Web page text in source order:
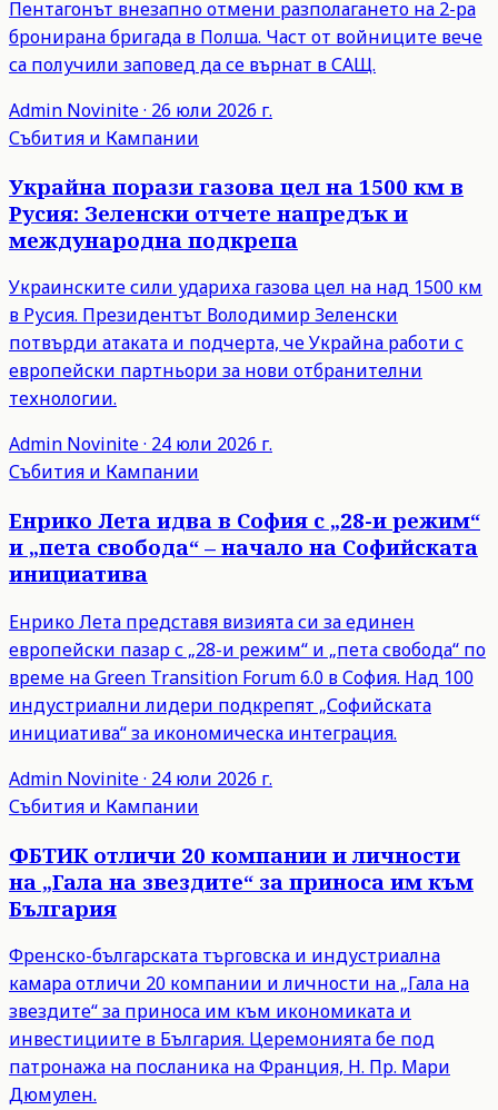
Пентагонът внезапно отмени разполагането на 2-ра
бронирана бригада в Полша. Част от войниците вече
са получили заповед да се върнат в САЩ.
Admin Novinite· 26 юли 2026 г.
Събития и Кампании
Украйна порази газова цел на 1500 км в
Русия: Зеленски отчете напредък и
международна подкрепа
Украинските сили удариха газова цел на над 1500 км
в Русия. Президентът Володимир Зеленски
потвърди атаката и подчерта, че Украйна работи с
европейски партньори за нови отбранителни
технологии.
Admin Novinite· 24 юли 2026 г.
Събития и Кампании
Енрико Лета идва в София с „28-и режим“
и „пета свобода“ – начало на Софийската
инициатива
Енрико Лета представя визията си за единен
европейски пазар с „28-и режим“ и „пета свобода“ по
време на Green Transition Forum 6.0 в София. Над 100
индустриални лидери подкрепят „Софийската
инициатива“ за икономическа интеграция.
Admin Novinite· 24 юли 2026 г.
Събития и Кампании
ФБТИК отличи 20 компании и личности
на „Гала на звездите“ за приноса им към
България
Френско-българската търговска и индустриална
камара отличи 20 компании и личности на „Гала на
звездите“ за приноса им към икономиката и
инвестициите в България. Церемонията бе под
патронажа на посланика на Франция, Н. Пр. Мари
Дюмулен.